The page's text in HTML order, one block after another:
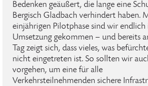
Bedenken geäußert, die lange eine
Bergisch Gladbach verhindert haben.
einjährigen Pilotphase sind wir endlich
Umsetzung gekommen – und bereits
Tag zeigt sich, dass vieles, was
nicht eingetreten ist. So sollten wir
vorgehen, um eine für alle
Verkehrsteilnehmenden sichere